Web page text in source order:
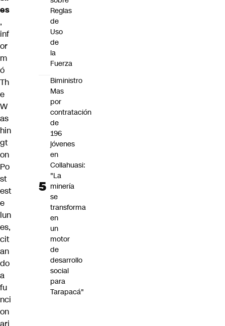
es
,
inf
or
m
ó
Th
e
W
as
hin
gt
on
Po
st
est
e
lun
es,
cit
an
do
a
fu
nci
on
ari
Reglas
de
Uso
de
la
Fuerza
Biministro
Mas
por
contratación
de
196
jóvenes
en
Collahuasi:
"La
minería
se
transforma
en
un
motor
de
desarrollo
social
para
Tarapacá"